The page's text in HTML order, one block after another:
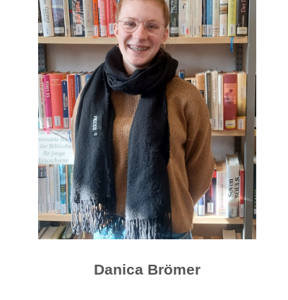
Danica Brömer